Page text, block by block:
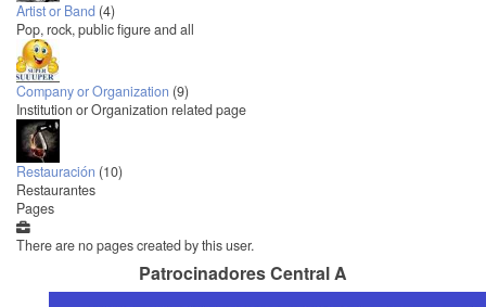
Artist or Band (4)
Pop, rock, public figure and all
Company or Organization (9)
Institution or Organization related page
Restauración (10)
Restaurantes
Pages
There are no pages created by this user.
Patrocinadores Central A